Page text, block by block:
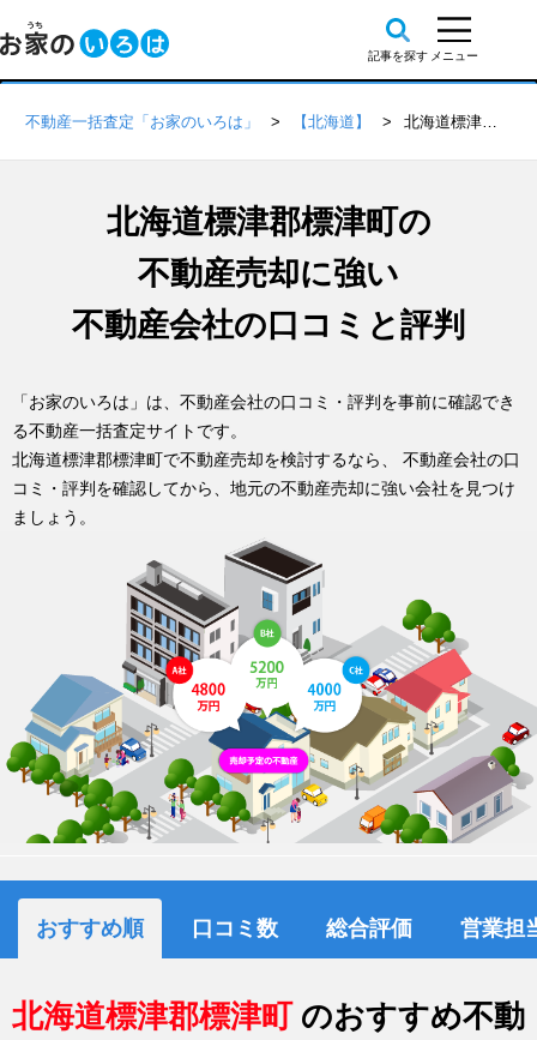
不動産一括査定「お家のいろは」 【北海道】 北海道標津郡標津町の不動産会社 口コミ・評判一覧
北海道標津郡標津町の
不動産売却に強い
不動産会社の口コミと評判
「お家のいろは」は、不動産会社の口コミ・評判を事前に確認でき
る不動産一括査定サイトです。
北海道標津郡標津町で不動産売却を検討するなら、 不動産会社の口
コミ・評判を確認してから、地元の不動産売却に強い会社を見つけ
ましょう。
おすすめ順 口コミ数 総合評価 営業担
北海道標津郡標津町 のおすすめ不動